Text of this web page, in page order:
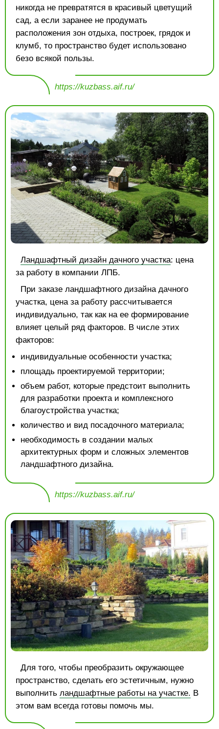
никогда не превратятся в красивый цветущий
сад, а если заранее не продумать
расположения зон отдыха, построек, грядок и
клумб, то пространство будет использовано
безо всякой пользы.
https://kuzbass.aif.ru/
Ландшафтный дизайн дачного участка: цена
за работу в компании ЛПБ.
При заказе ландшафтного дизайна дачного
участка, цена за работу рассчитывается
индивидуально, так как на ее формирование
влияет целый ряд факторов. В числе этих
факторов:
индивидуальные особенности участка;
площадь проектируемой территории;
объем работ, которые предстоит выполнить
для разработки проекта и комплексного
благоустройства участка;
количество и вид посадочного материала;
необходимость в создании малых
архитектурных форм и сложных элементов
ландшафтного дизайна.
https://kuzbass.aif.ru/
Для того, чтобы преобразить окружающее
пространство, сделать его эстетичным, нужно
выполнить ландшафтные работы на участке. В
этом вам всегда готовы помочь мы.